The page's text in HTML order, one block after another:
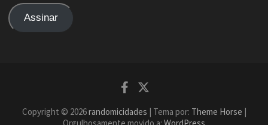
Assinar
Facebook
Copyright © 2026randomicidades | Tema por: Theme Horse |
Orgulhosamente movido a: WordPress